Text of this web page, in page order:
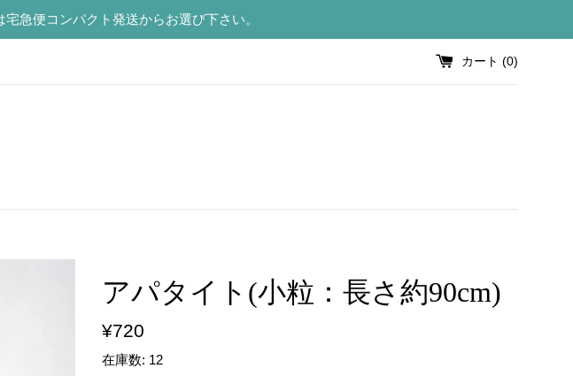
急便コンパクト発送からお選び下さい。
カート (0)
アパタイト(小粒：長さ約90cm)
通
価
¥720
在庫数: 12